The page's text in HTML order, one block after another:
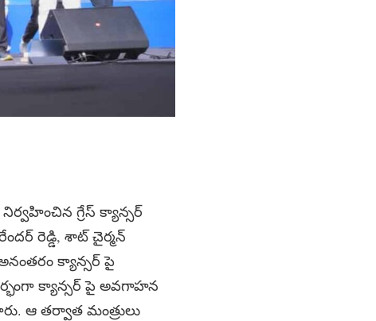
గ్రేస్ క్యాన్సర్
రెడ్డి, శాట్ చైర్మన్
క్యాన్సర్ పై
క్యాన్సర్ పై అవగాహన
ఆ తర్వాత మంత్రులు